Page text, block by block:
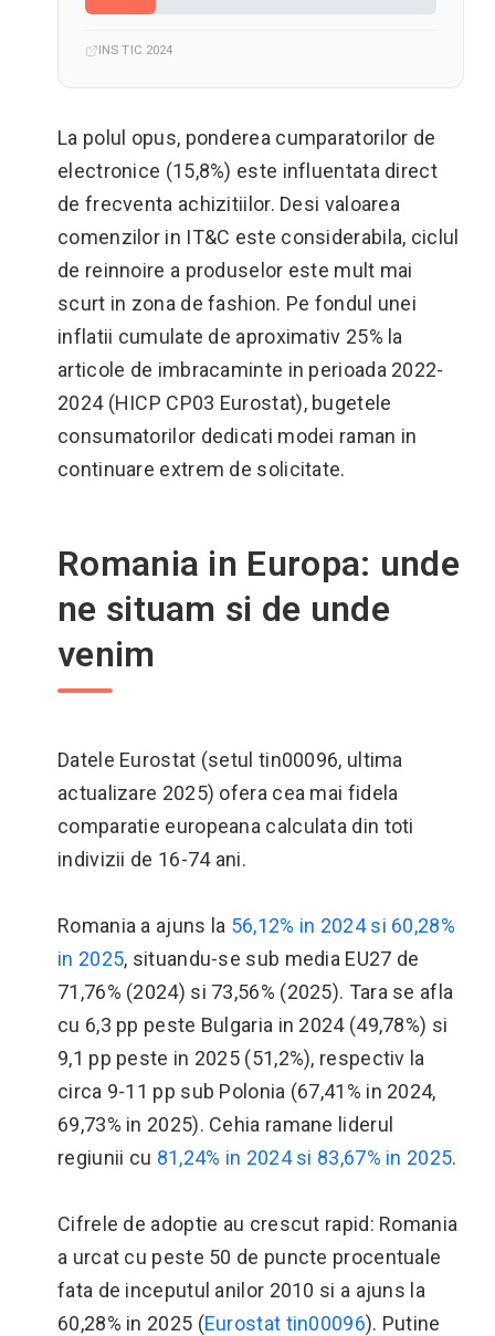
INS TIC 2024
La polul opus, ponderea cumparatorilor de
electronice (15,8%) este influentata direct
de frecventa achizitiilor. Desi valoarea
comenzilor in IT&C este considerabila, ciclul
de reinnoire a produselor este mult mai
scurt in zona de fashion. Pe fondul unei
inflatii cumulate de aproximativ 25% la
articole de imbracaminte in perioada 2022-
2024 (HICP CP03 Eurostat), bugetele
consumatorilor dedicati modei raman in
continuare extrem de solicitate.
Romania in Europa: unde
ne situam si de unde
venim
Datele Eurostat (setul tin00096, ultima
actualizare 2025) ofera cea mai fidela
comparatie europeana calculata din toti
indivizii de 16-74 ani.
Romania a ajuns la 56,12% in 2024 si 60,28%
in 2025, situandu-se sub media EU27 de
71,76% (2024) si 73,56% (2025). Tara se afla
cu 6,3 pp peste Bulgaria in 2024 (49,78%) si
9,1 pp peste in 2025 (51,2%), respectiv la
circa 9-11 pp sub Polonia (67,41% in 2024,
69,73% in 2025). Cehia ramane liderul
regiunii cu 81,24% in 2024 si 83,67% in 2025.
Cifrele de adoptie au crescut rapid: Romania
a urcat cu peste 50 de puncte procentuale
fata de inceputul anilor 2010 si a ajuns la
60,28% in 2025 (Eurostat tin00096). Putine